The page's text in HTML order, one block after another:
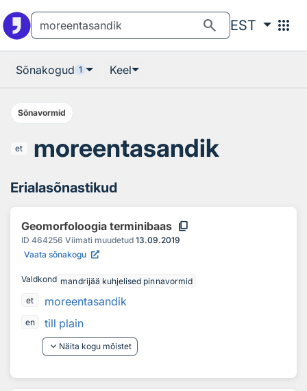
search EST apps
Sõnakogud 1 Keel
Sõnavormid
et moreentasandik
Erialasõnastikud
Geomorfoloogia terminibaas content_copy
ID 464256 Viimati muudetud 13.09.2019
Vaata sõnakogu
Valdkond mandrijää kuhjelised pinnavormid
et
moreentasandik
en
till plain
keyboard_arrow_down Näita kogu mõistet